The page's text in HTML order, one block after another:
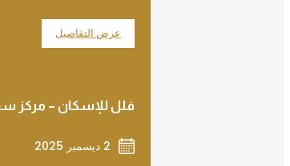
عرض التفاصيل
فلل للإسكان – مركز
2 ديسمبر 2025